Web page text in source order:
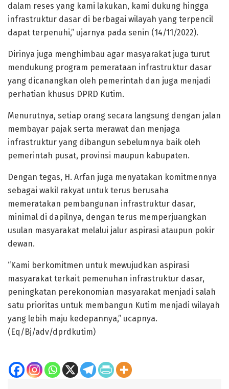
dalam reses yang kami lakukan, kami dukung hingga
infrastruktur dasar di berbagai wilayah yang terpencil
dapat terpenuhi,” ujarnya pada senin (14/11/2022).
Dirinya juga menghimbau agar masyarakat juga turut
mendukung program pemerataan infrastruktur dasar
yang dicanangkan oleh pemerintah dan juga menjadi
perhatian khusus DPRD Kutim.
Menurutnya, setiap orang secara langsung dengan jalan
membayar pajak serta merawat dan menjaga
infrastruktur yang dibangun sebelumnya baik oleh
pemerintah pusat, provinsi maupun kabupaten.
Dengan tegas, H. Arfan juga menyatakan komitmennya
sebagai wakil rakyat untuk terus berusaha
memeratakan pembangunan infrastruktur dasar,
minimal di dapilnya, dengan terus memperjuangkan
usulan masyarakat melalui jalur aspirasi ataupun pokir
dewan.
“Kami berkomitmen untuk mewujudkan aspirasi
masyarakat terkait pemenuhan infrastruktur dasar,
peningkatan perekonomian masyarakat menjadi salah
satu prioritas untuk membangun Kutim menjadi wilayah
yang lebih maju kedepannya,” ucapnya.
(Eq/Bj/adv/dprdkutim)